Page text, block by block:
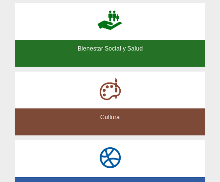
Bienestar Social y Salud
Cultura